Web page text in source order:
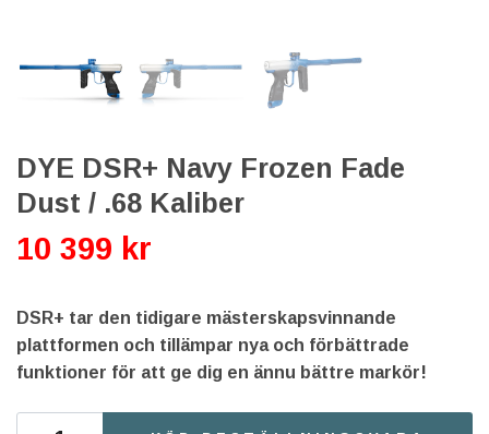
DYE DSR+ Navy Frozen Fade
Dust / .68 Kaliber
10 399 kr
DSR+ tar den tidigare mästerskapsvinnande
plattformen och tillämpar nya och förbättrade
funktioner för att ge dig en ännu bättre markör!